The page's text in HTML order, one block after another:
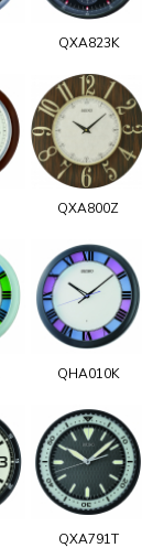
QXA823K
QXA800Z
QHA010K
QXA791T